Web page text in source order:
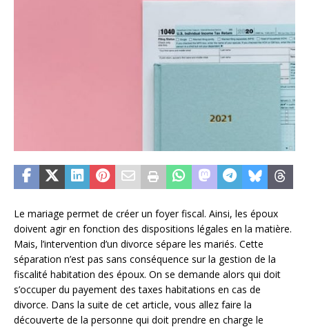
Le mariage permet de créer un foyer fiscal. Ainsi, les époux
doivent agir en fonction des dispositions légales en la matière.
Mais, l’intervention d’un divorce sépare les mariés. Cette
séparation n’est pas sans conséquence sur la gestion de la
fiscalité habitation des époux. On se demande alors qui doit
s’occuper du payement des taxes habitations en cas de
divorce. Dans la suite de cet article, vous allez faire la
découverte de la personne qui doit prendre en charge le